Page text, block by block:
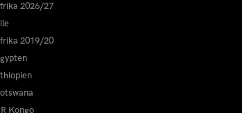
2026/27
2019/20
Kongo